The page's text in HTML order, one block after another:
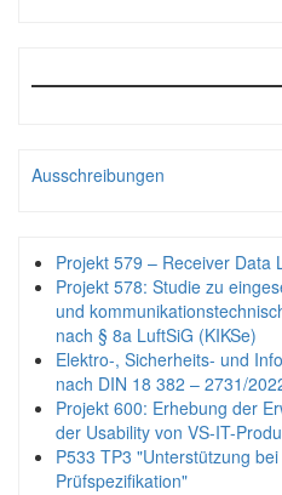
Ausschreibungen
Projekt 579 – Receiver Data
Projekt 578: Studie zu
und
nach § 8a LuftSiG (KIKSe)
Elektro-, Sicherheits- und
nach DIN 18 382 – 2731/
Projekt 600: Erhebung der
der Usability von VS-IT-
P533 TP3 "Unterstützung
Prüfspezifikation"